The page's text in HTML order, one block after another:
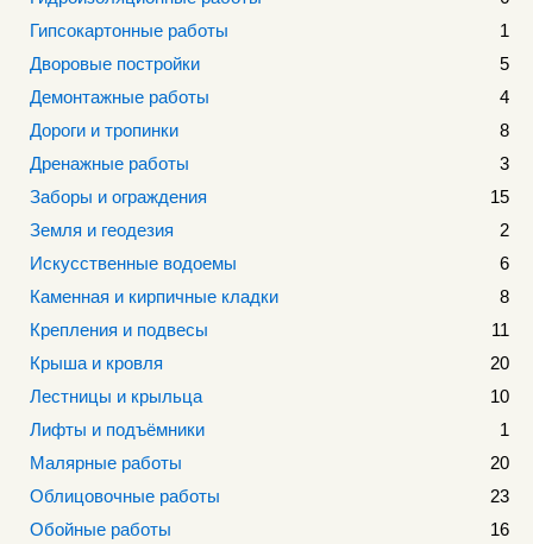
Гипсокартонные работы
1
Дворовые постройки
5
Демонтажные работы
4
Дороги и тропинки
8
Дренажные работы
3
Заборы и ограждения
15
Земля и геодезия
2
Искусственные водоемы
6
Каменная и кирпичные кладки
8
Крепления и подвесы
11
Крыша и кровля
20
Лестницы и крыльца
10
Лифты и подъёмники
1
Малярные работы
20
Облицовочные работы
23
Обойные работы
16